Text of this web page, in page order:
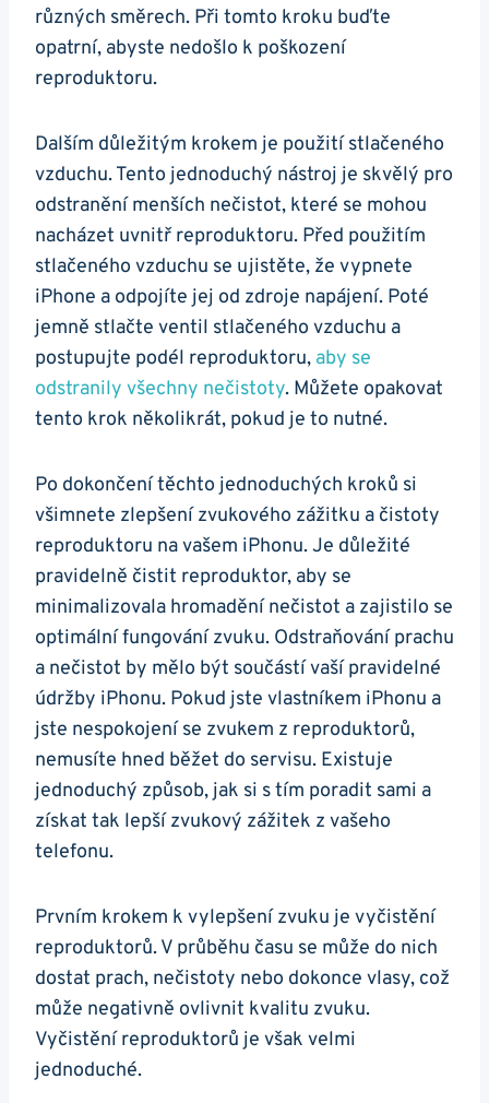
různých směrech. Při tomto kroku buďte
opatrní, abyste nedošlo k poškození
reproduktoru.
Dalším důležitým krokem je použití stlačeného
vzduchu. Tento jednoduchý nástroj je skvělý pro
odstranění menších nečistot, které se mohou
nacházet uvnitř reproduktoru. Před použitím
stlačeného vzduchu se ujistěte, že vypnete
iPhone a odpojíte jej od zdroje napájení. Poté
jemně stlačte ventil stlačeného vzduchu a
postupujte podél reproduktoru, aby se
odstranily všechny nečistoty. Můžete opakovat
tento krok několikrát, pokud je to nutné.
Po dokončení těchto jednoduchých kroků si
všimnete zlepšení zvukového zážitku a čistoty
reproduktoru na vašem iPhonu. Je důležité
pravidelně čistit reproduktor, aby se
minimalizovala hromadění nečistot a zajistilo se
optimální fungování zvuku. Odstraňování prachu
a nečistot by mělo být součástí vaší pravidelné
údržby iPhonu. Pokud jste vlastníkem iPhonu a
jste nespokojení se zvukem z reproduktorů,
nemusíte hned běžet do servisu. Existuje
jednoduchý způsob, jak si s tím poradit sami a
získat tak lepší zvukový zážitek z vašeho
telefonu.
Prvním krokem k vylepšení zvuku je vyčistění
reproduktorů. V průběhu času se může do nich
dostat prach, nečistoty nebo dokonce vlasy, což
může negativně ovlivnit kvalitu zvuku.
Vyčistění reproduktorů je však velmi
jednoduché.